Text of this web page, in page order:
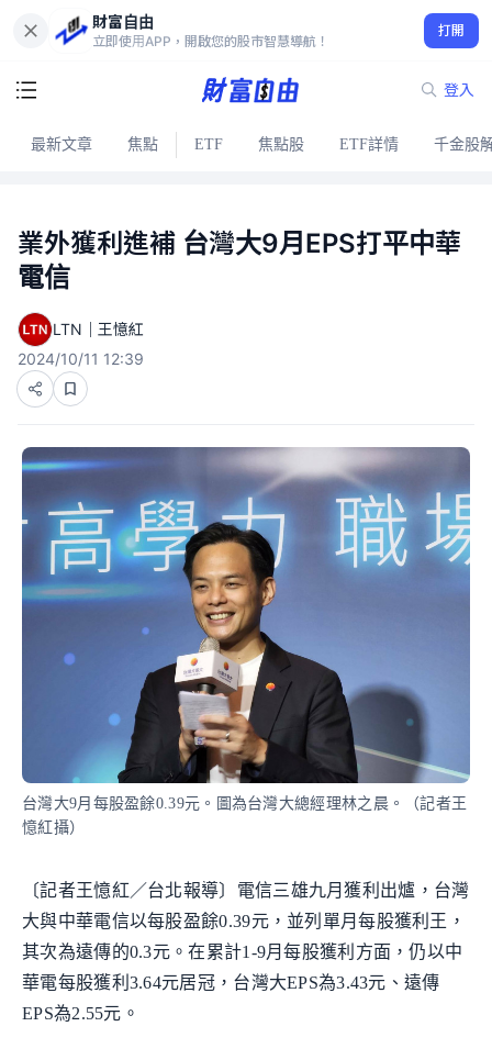
財富自由
立即使用APP，開啟您的股市智慧導航！
打開
登入
最新文章 焦點 ETF 焦點股 ETF詳情 千金股
業外獲利進補 台灣大9月EPS打平中華
電信
LTN｜王憶紅
2024/10/11 12:39
台灣大9月每股盈餘0.39元。圖為台灣大總經理林之晨。（記者王
憶紅攝）
〔記者王憶紅／台北報導〕電信三雄九月獲利出爐，台灣
大與中華電信以每股盈餘0.39元，並列單月每股獲利王，
其次為遠傳的0.3元。在累計1-9月每股獲利方面，仍以中
華電每股獲利3.64元居冠，台灣大EPS為3.43元、遠傳
EPS為2.55元。